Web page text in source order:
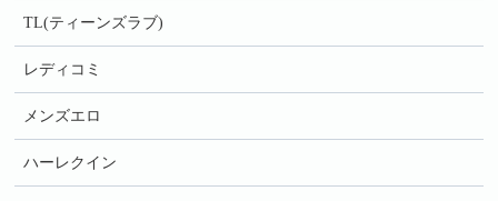
TL(ティーンズラブ)
レディコミ
メンズエロ
ハーレクイン